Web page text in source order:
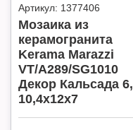
Артикул: 1377406
Мозаика из
керамогранита
Kerama Marazzi
VT/A289/SG1010
Декор Кальсада 6,
10,4x12x7